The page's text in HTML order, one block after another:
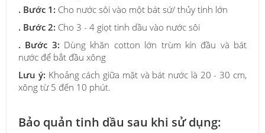
. Bước 1: Cho nước sôi vào một bát sứ/ thủy tinh lớn
. Bước 2: Cho 3 - 4 giọt tinh dầu vào nước sôi
. Bước 3: Dùng khăn cotton lớn trùm kín đầu và bát
nước để bắt đầu xông
Lưu ý: Khoảng cách giữa mặt và bát nước là 20 - 30 cm,
xông từ 5 đến 10 phút.
Bảo quản tinh dầu sau khi sử dụng: